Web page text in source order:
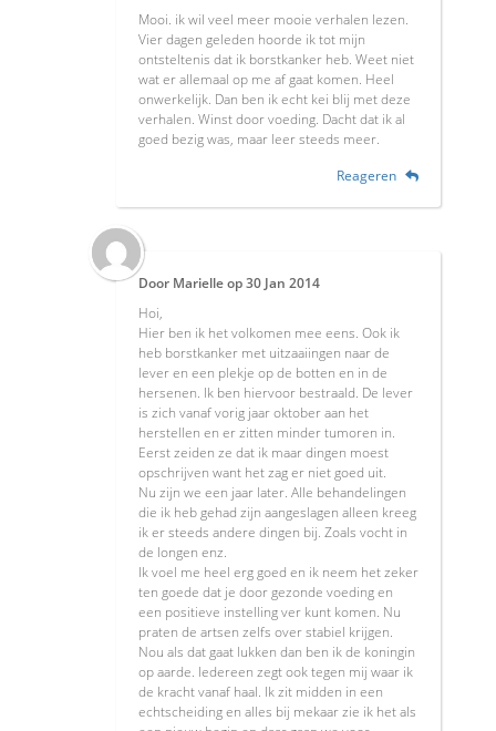
Mooi. ik wil veel meer mooie verhalen lezen.
Vier dagen geleden hoorde ik tot mijn
ontsteltenis dat ik borstkanker heb. Weet niet
wat er allemaal op me af gaat komen. Heel
onwerkelijk. Dan ben ik echt kei blij met deze
verhalen. Winst door voeding. Dacht dat ik al
goed bezig was, maar leer steeds meer.
Reageren
Door Marielleop30 Jan 2014
Hoi,
Hier ben ik het volkomen mee eens. Ook ik
heb borstkanker met uitzaaiingen naar de
lever en een plekje op de botten en in de
hersenen. Ik ben hiervoor bestraald. De lever
is zich vanaf vorig jaar oktober aan het
herstellen en er zitten minder tumoren in.
Eerst zeiden ze dat ik maar dingen moest
opschrijven want het zag er niet goed uit.
Nu zijn we een jaar later. Alle behandelingen
die ik heb gehad zijn aangeslagen alleen kreeg
ik er steeds andere dingen bij. Zoals vocht in
de longen enz.
Ik voel me heel erg goed en ik neem het zeker
ten goede dat je door gezonde voeding en
een positieve instelling ver kunt komen. Nu
praten de artsen zelfs over stabiel krijgen.
Nou als dat gaat lukken dan ben ik de koningin
op aarde. Iedereen zegt ook tegen mij waar ik
de kracht vanaf haal. Ik zit midden in een
echtscheiding en alles bij mekaar zie ik het als